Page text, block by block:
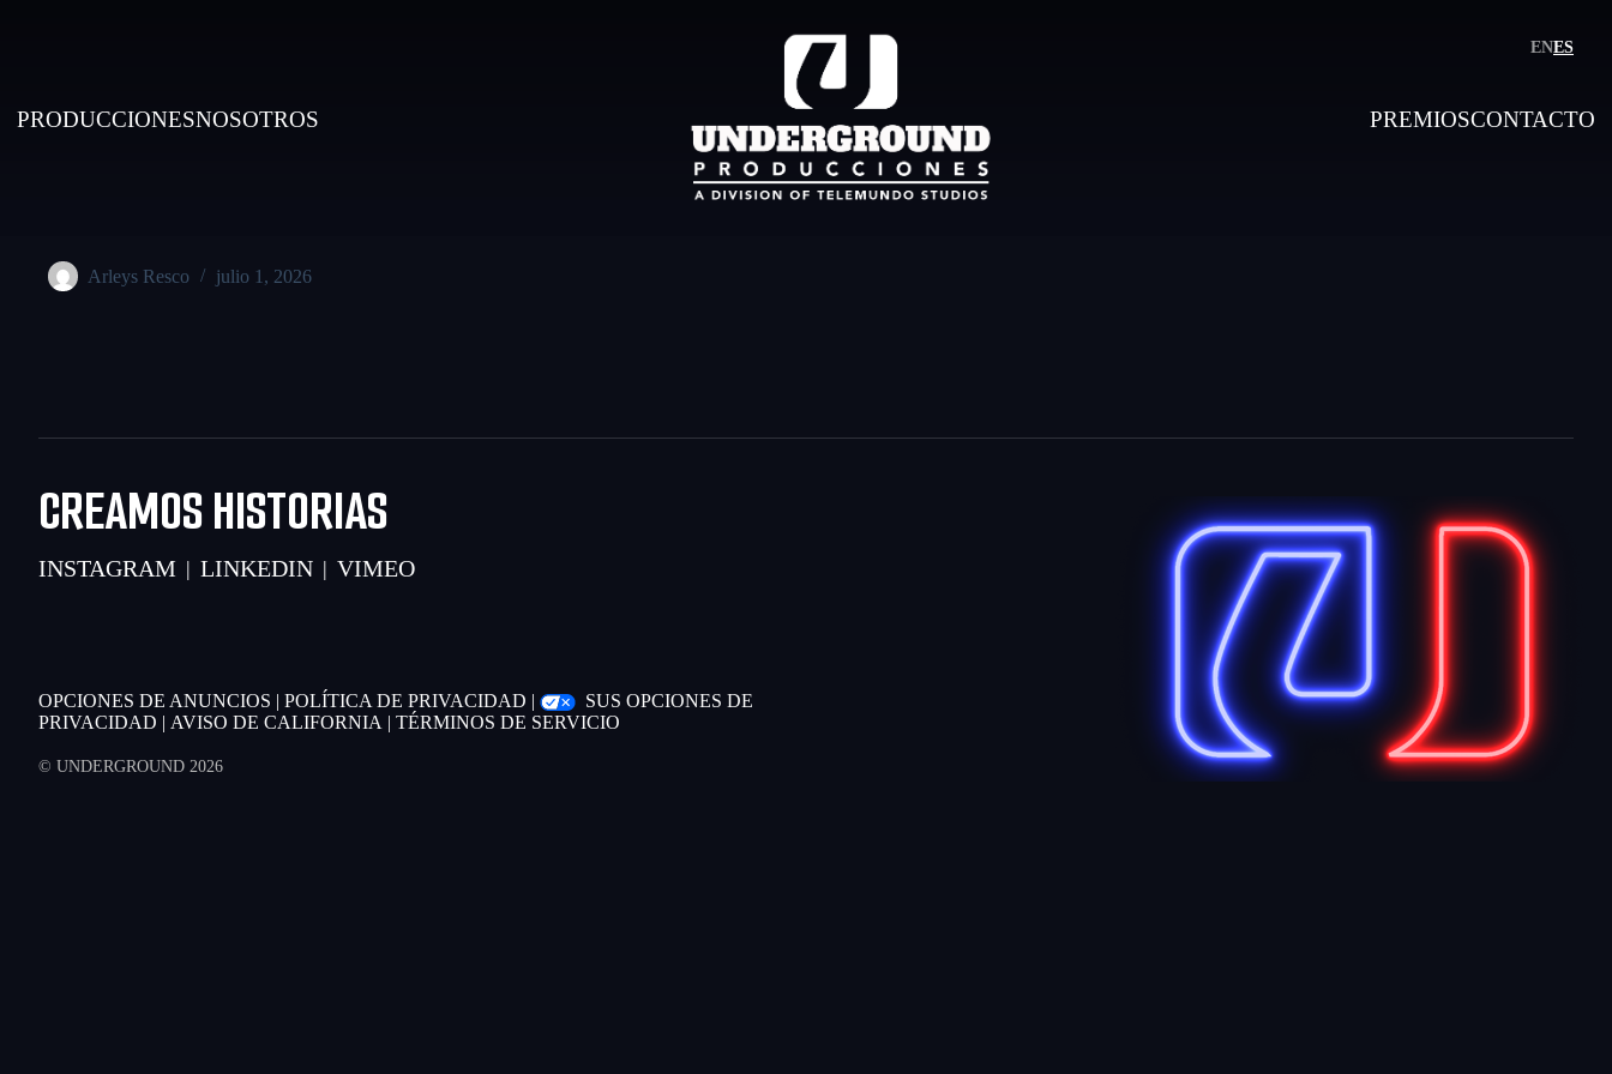
PRODUCCIONESNOSOTROS PREMIOSCONTACTO
ENES
Arleys Resco julio 1, 2026
CREAMOS HISTORIAS
INSTAGRAM | LINKEDIN | VIMEO
OPCIONES DE ANUNCIOS | POLÍTICA DE PRIVACIDAD |
SUS OPCIONES DE
PRIVACIDAD | AVISO DE CALIFORNIA | TÉRMINOS DE SERVICIO
© UNDERGROUND 2026